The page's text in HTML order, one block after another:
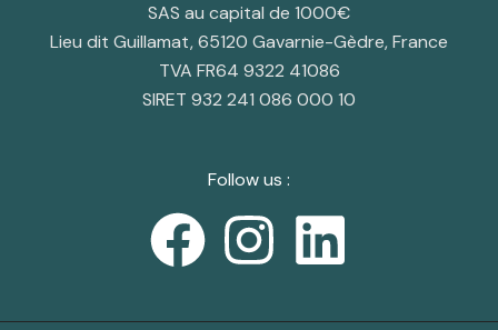
SAS au capital de 1000€
Lieu dit Guillamat, 65120 Gavarnie-Gèdre, France
TVA FR64 9322 41086
SIRET 932 241 086 000 10
Follow us :